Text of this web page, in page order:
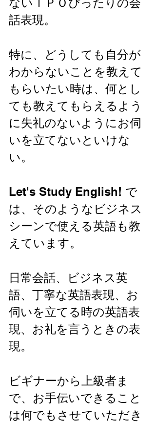
話表現。
特に、どうしても自分が
わからないことを教えて
もらいたい時は、何とし
ても教えてもらえるよう
に失礼のないようにお伺
いを立てないといけな
い。
Let's Study English! で
は、そのようなビジネス
シーンで使える英語も教
えています。
日常会話、ビジネス英
語、丁寧な英語表現、お
伺いを立てる時の英語表
現、お礼を言うときの表
現。
ビギナーから上級者ま
で、お手伝いできること
は何でもさせていただき